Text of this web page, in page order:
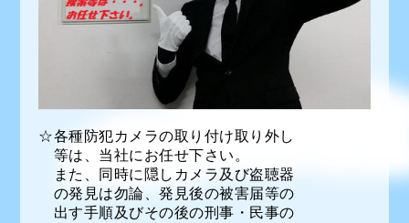
☆各種防犯カメラの取り付け取り外し
等は、当社にお任せ下さい。
また、同時に隠しカメラ及び盗聴器
の発見は勿論、発見後の被害届等の
出す手順及びその後の刑事・民事の